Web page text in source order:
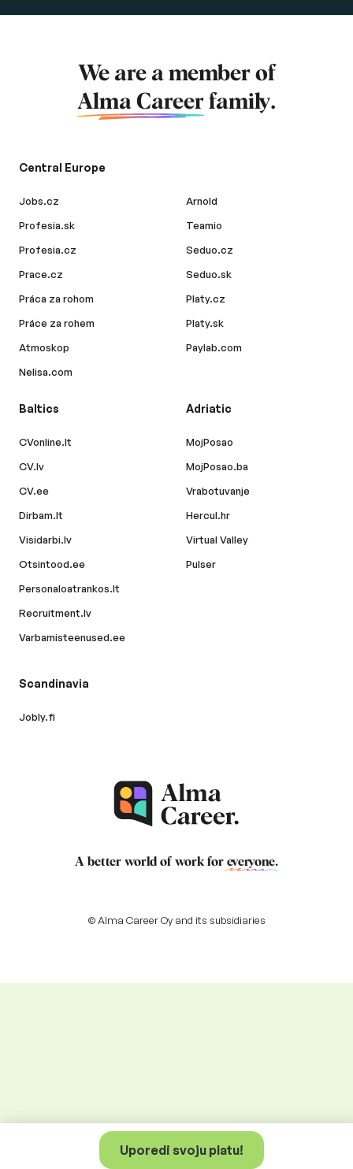
Uporedi svoju platu!
We are a member of
Alma Career family.
Central Europe
Jobs.cz
Profesia.sk
Profesia.cz
Prace.cz
Práca za rohom
Práce za rohem
Atmoskop
Nelisa.com
Arnold
Teamio
Seduo.cz
Seduo.sk
Platy.cz
Platy.sk
Paylab.com
Baltics
CVonline.lt
CV.lv
CV.ee
Dirbam.lt
Visidarbi.lv
Otsintood.ee
Personaloatrankos.lt
Recruitment.lv
Varbamisteenused.ee
Adriatic
MojPosao
MojPosao.ba
Vrabotuvanje
Hercul.hr
Virtual Valley
Pulser
Scandinavia
Jobly.fi
A better world of work for everyone.
© Alma Career Oy and its subsidiaries